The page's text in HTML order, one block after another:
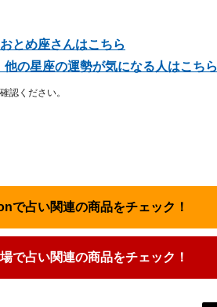
とめ座さんはこちら
の星座の運勢が気になる人はこちら
認ください。
で占い関連の商品をチェック！
で占い関連の商品をチェック！